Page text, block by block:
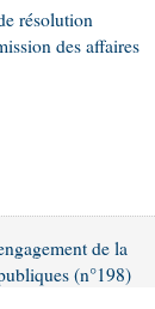
résolution
des affaires
de la
(n°198)